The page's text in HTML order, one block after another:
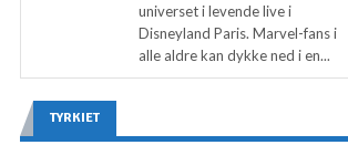
universet i levende live i
Disneyland Paris. Marvel-fans i
alle aldre kan dykke ned i en...
TYRKIET